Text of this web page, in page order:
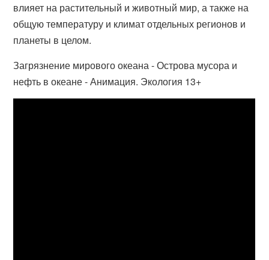
влияет на растительный и животный мир, а также на
общую температуру и климат отдельных регионов и
планеты в целом.
Загрязнение мирового океана - Острова мусора и
нефть в океане - Анимация. Экология 13+